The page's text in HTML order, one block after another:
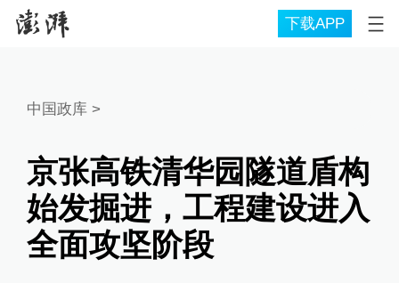
下载APP
中国政库 >
京张高铁清华园隧道盾构
始发掘进，工程建设进入
全面攻坚阶段